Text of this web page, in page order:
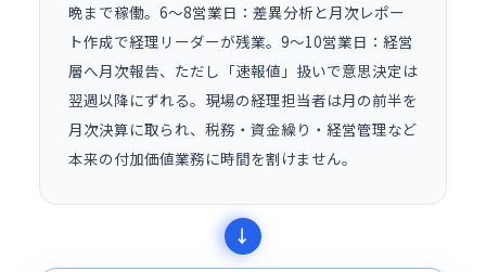
晩まで稼働。6〜8営業日：差異分析と月次レポー
ト作成で経理リーダーが残業。9〜10営業日：経営
層へ月次報告、ただし「速報値」扱いで意思決定は
翌週以降にずれる。現場の経理担当者は月の前半を
月次決算に取られ、税務・資金繰り・経営管理など
本来の付加価値業務に時間を割けません。